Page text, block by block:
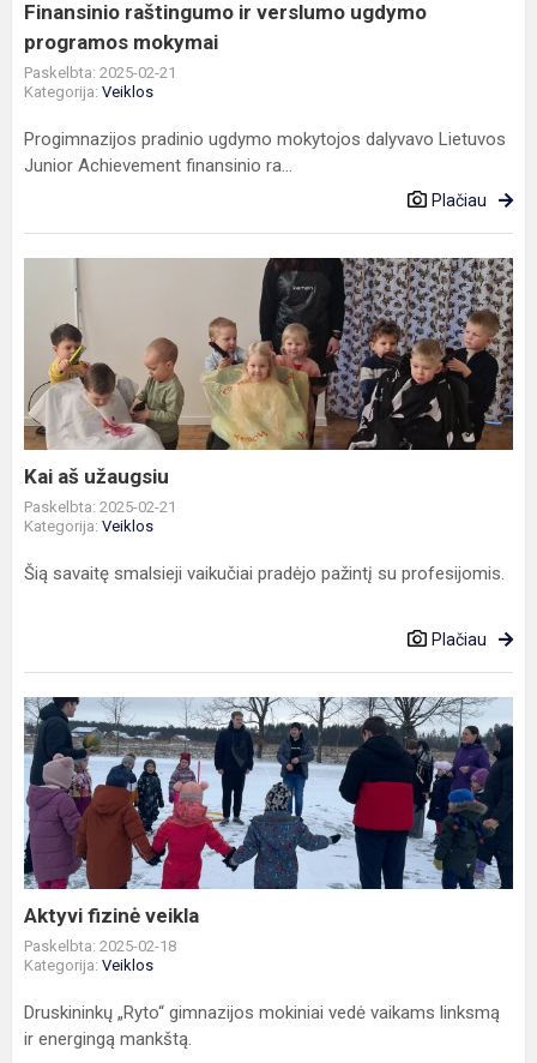
Finansinio raštingumo ir verslumo ugdymo
programos mokymai
Paskelbta: 2025-02-21
Kategorija: Veiklos
Progimnazijos pradinio ugdymo mokytojos dalyvavo Lietuvos
Junior Achievement finansinio ra...
Plačiau
užaugsiu
Kai aš užaugsiu
Paskelbta: 2025-02-21
Kategorija: Veiklos
Šią savaitę smalsieji vaikučiai pradėjo pažintį su profesijomis.
Plačiau
Aktyvi
fizinė
veikla
Aktyvi fizinė veikla
Paskelbta: 2025-02-18
Kategorija: Veiklos
Druskininkų „Ryto“ gimnazijos mokiniai vedė vaikams linksmą
ir energingą mankštą.